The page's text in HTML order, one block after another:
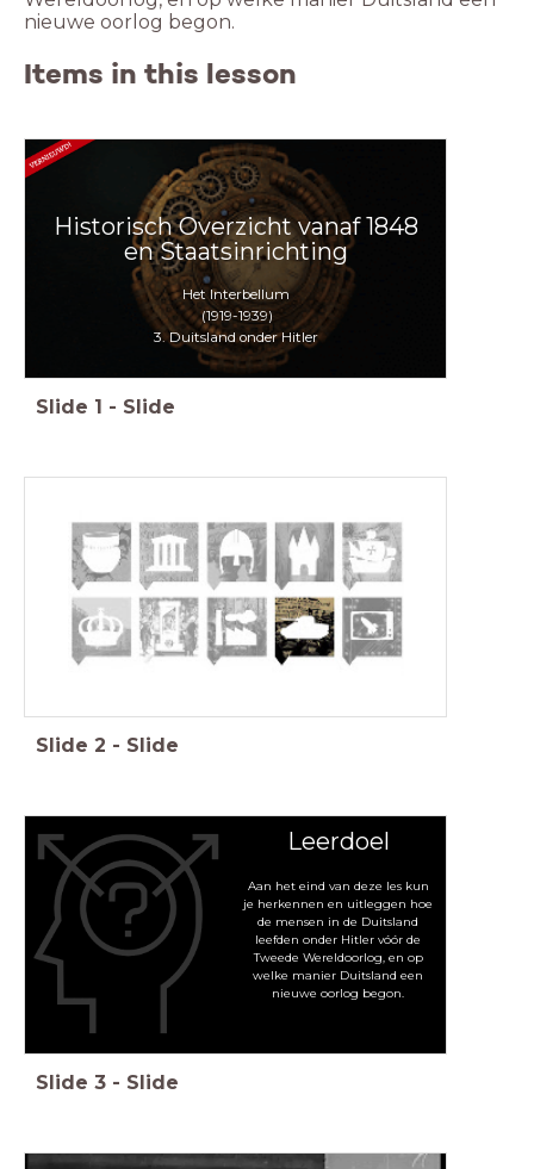
nieuwe oorlog begon.
Items in this lesson
Historisch Overzicht vanaf 1848
en Staatsinrichting
Het Interbellum
(1919-1939)
3. Duitsland onder Hitler
Slide 1 - Slide
Slide 2 - Slide
Leerdoel
Aan het eind van deze les kun
je herkennen en uitleggen hoe
de mensen in de Duitsland
leefden onder Hitler vóór de
Tweede Wereldoorlog, en op
welke manier Duitsland een
nieuwe oorlog begon.
Slide 3 - Slide